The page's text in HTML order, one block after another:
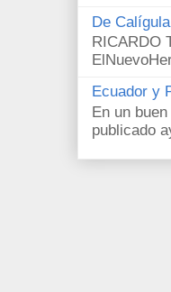
De
RICARDO
Ecuador y
En un
publicado